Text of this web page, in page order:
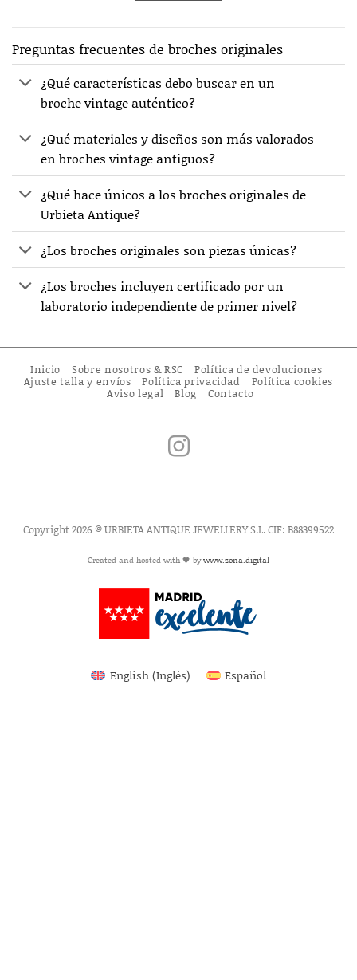
Preguntas frecuentes de broches originales
¿Qué características debo buscar en un
broche vintage auténtico?
¿Qué materiales y diseños son más valorados
en broches vintage antiguos?
¿Qué hace únicos a los broches originales de
Urbieta Antique?
¿Los broches originales son piezas únicas?
¿Los broches incluyen certificado por un
laboratorio independiente de primer nivel?
Inicio Sobre nosotros & RSC
Política de devoluciones
Ajuste talla y envíos
Política privacidad
Política cookies
Aviso legal
Blog Contacto
Copyright 2026 © URBIETA ANTIQUE JEWELLERY S.L. CIF: B88399522
Created and hosted with 🖤 bywww.zona.digital
English(Inglés) Español